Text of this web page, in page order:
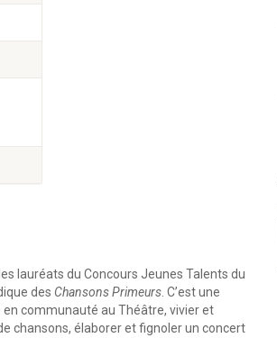
lauréats du Concours Jeunes Talents du
des Chansons Primeurs . C’est une
communauté au Théâtre, vivier et
chansons, élaborer et fignoler un concert